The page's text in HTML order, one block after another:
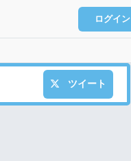
ログイン
ツイート